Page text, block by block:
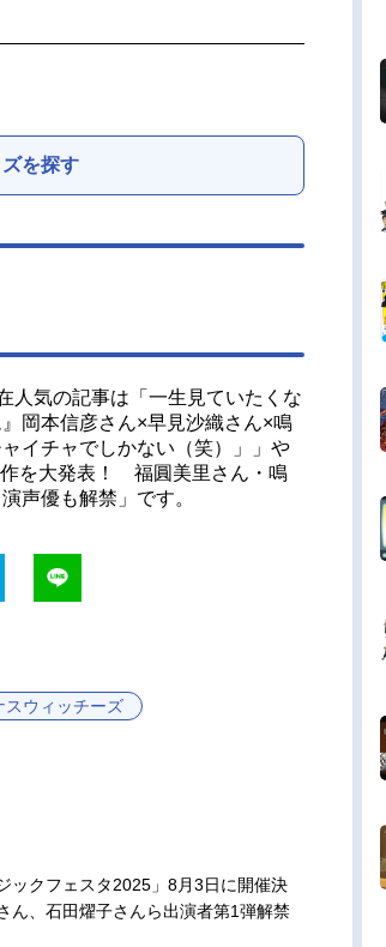
ズを探す
人気の記事は「一生見ていたくな
本信彦さん×早見沙織さん×鳴
イチャでしかない（笑）」」や
作を大発表！ 福圓美里さん・鳴
声優も解禁」です。
スウィッチーズ
ックフェスタ2025」8月3日に開催決
、石田燿子さんら出演者第1弾解禁